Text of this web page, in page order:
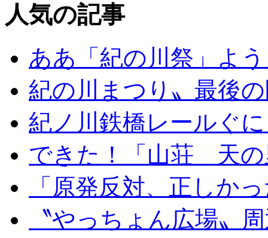
人気の記事
ああ「紀の川祭」よ
紀の川まつり〟最後
紀ノ川鉄橋レールぐ
できた！「山荘 天の
「原発反対、正しか
〝やっちょん広場〟